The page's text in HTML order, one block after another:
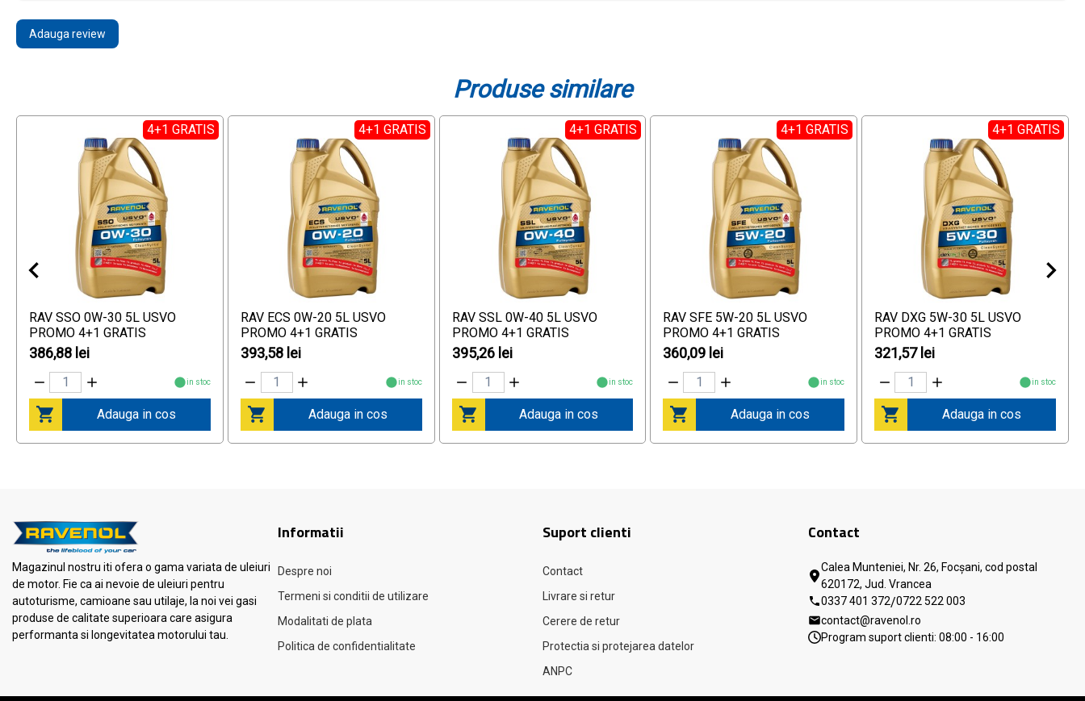
Adauga review
Produse similare
4+1 GRATIS
RAV SSO 0W-30 5L USVO
PROMO 4+1 GRATIS
386,88 lei
in stoc
Adauga in cos
4+1 GRATIS
RAV ECS 0W-20 5L USVO
PROMO 4+1 GRATIS
393,58 lei
in stoc
Adauga in cos
4+1 GRATIS
RAV SSL 0W-40 5L USVO
PROMO 4+1 GRATIS
395,26 lei
in stoc
Adauga in cos
4+1 GRATIS
RAV SFE 5W-20 5L USVO
PROMO 4+1 GRATIS
360,09 lei
in stoc
Adauga in cos
4+1 GRATIS
RAV DXG 5W-30 5L USVO
PROMO 4+1 GRATIS
321,57 lei
in stoc
Adauga in cos
Magazinul nostru iti ofera o gama variata de uleiuri
de motor. Fie ca ai nevoie de uleiuri pentru
autoturisme, camioane sau utilaje, la noi vei gasi
produse de calitate superioara care asigura
performanta si longevitatea motorului tau.
Informatii
Despre noi
Termeni si conditii de utilizare
Modalitati de plata
Politica de confidentialitate
Suport clienti
Contact
Livrare si retur
Cerere de retur
Protectia si protejarea datelor
ANPC
Contact
Calea Munteniei, Nr. 26, Focșani, cod postal
620172, Jud. Vrancea
0337 401 372/0722 522 003
contact@ravenol.ro
Program suport clienti: 08:00 - 16:00